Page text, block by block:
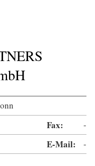
Fax: -
E-Mail: -